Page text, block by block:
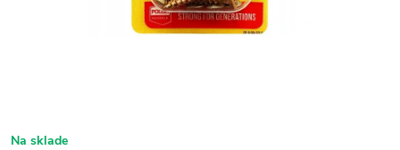
Na sklade